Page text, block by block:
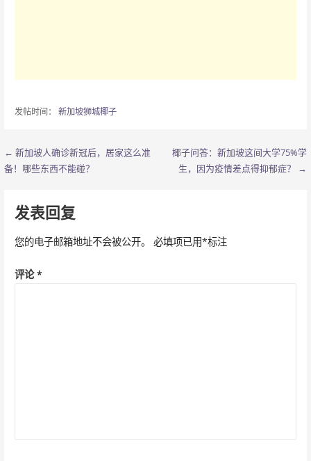
发帖时间： 新加坡狮城椰子
文
导
航
← 新加坡人确诊新冠后，居家这么准
备！哪些东西不能碰？
椰子问答：新加坡这间大学75%学
生，因为疫情差点得抑郁症？ →
发表回复
您的电子邮箱地址不会被公开。 必填项已用*标注
评论*